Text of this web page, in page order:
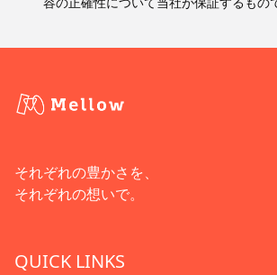
それぞれの豊かさを、
それぞれの想いで。
QUICK LINKS